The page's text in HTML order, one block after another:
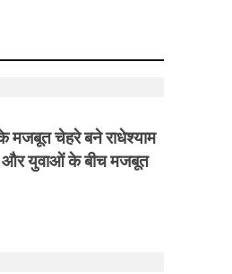
मजबूत चेहरे बने राधेश्याम
और युवाओं के बीच मजबूत